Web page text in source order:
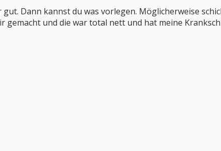
Dann kannst du was vorlegen. Möglicherweise
gemacht und die war total nett und hat meine